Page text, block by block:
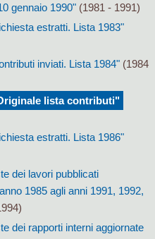
gennaio 1990"(1981 - 1991)
estratti. Lista 1983"
inviati. Lista 1984"(1984
lista contributi"
estratti. Lista 1986"
dei lavori pubblicati
1985 agli anni 1991, 1992,
dei rapporti interni aggiornate